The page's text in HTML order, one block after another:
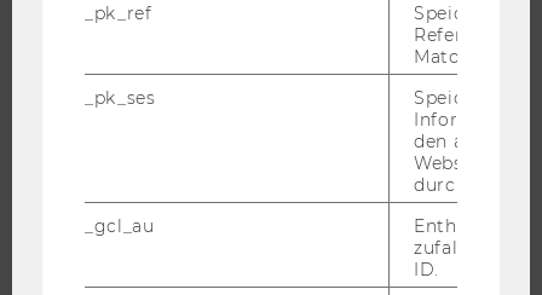
JOBPORTAL
WELCOME SERVICES
_pk_ref
Speicherung
Referrers
Matomo.
_pk_ses
Speicherung
den aktuellen
durch
_gcl_au
Enthält eine
ID.